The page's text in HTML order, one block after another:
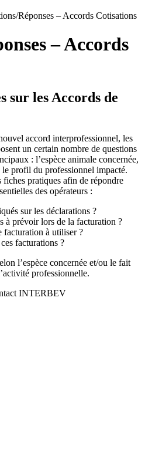
Réponses – Accords Cotisations
– Accords
sur les Accords de
accord interprofessionnel, les
un certain nombre de questions
: l’espèce animale concernée,
profil du professionnel impacté.
pratiques afin de répondre
des opérateurs :
sur les déclarations ?
à prévoir lors de la facturation ?
facturation à utiliser ?
facturations ?
l’espèce concernée et/ou le fait
professionnelle.
INTERBEV